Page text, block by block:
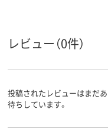
レビュー（0件）
投稿されたレビューはまだ
待ちしています。